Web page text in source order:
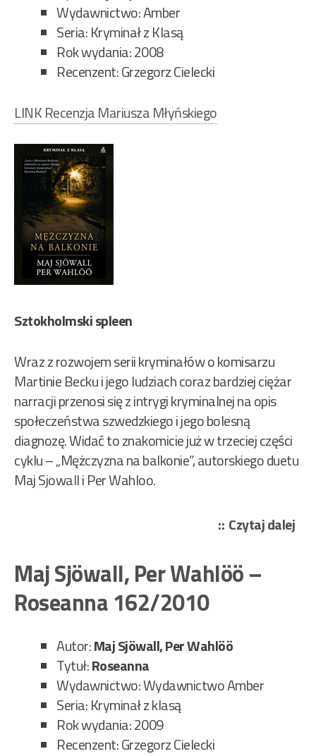
Wydawnictwo: Amber
Seria: Kryminał z Klasą
Rok wydania: 2008
Recenzent: Grzegorz Cielecki
LINK Recenzja Mariusza Młyńskiego
Sztokholmski spleen
Wraz z rozwojem serii kryminałów o komisarzu
Martinie Becku i jego ludziach coraz bardziej ciężar
narracji przenosi się z intrygi kryminalnej na opis
społeczeństwa szwedzkiego i jego bolesną
diagnozę. Widać to znakomicie już w trzeciej części
cyklu – „Mężczyzna na balkonie”, autorskiego duetu
Maj Sjowall i Per Wahloo.
Czytaj dalej
Maj Sjöwall, Per Wahlöö –
Roseanna 162/2010
Autor:Maj Sjöwall, Per Wahlöö
Tytuł:Roseanna
Wydawnictwo: Wydawnictwo Amber
Seria: Kryminał z klasą
Rok wydania: 2009
Recenzent: Grzegorz Cielecki